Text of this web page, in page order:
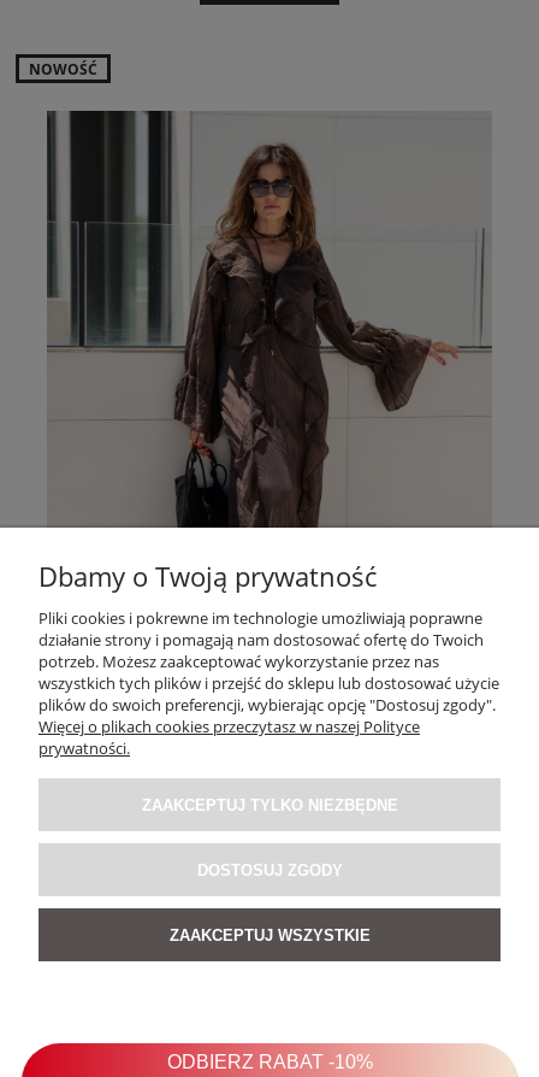
Sukienka Monolit Brązowa
5.0
249,00 zł
DO KOSZYKA
NOWOŚĆ
Dbamy o Twoją prywatność
Pliki cookies i pokrewne im technologie umożliwiają poprawne
działanie strony i pomagają nam dostosować ofertę do Twoich
potrzeb. Możesz zaakceptować wykorzystanie przez nas
wszystkich tych plików i przejść do sklepu lub dostosować użycie
plików do swoich preferencji, wybierając opcję "Dostosuj zgody".
Więcej o plikach cookies przeczytasz w naszej Polityce
prywatności.
ZAAKCEPTUJ TYLKO NIEZBĘDNE
DOSTOSUJ ZGODY
ZAAKCEPTUJ WSZYSTKIE